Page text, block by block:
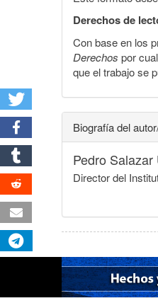
Derechos de
Con base en los
Derechos por
que el trabajo se
Biografía del
Pedro Salazar
Director del